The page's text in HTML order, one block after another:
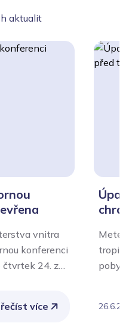
aktualit
vnitra
konferenci
24. září
více